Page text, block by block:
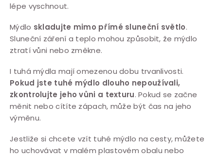
lépe vyschnout.
Mýdlo skladujte mimo přímé sluneční světlo.
Sluneční záření a teplo mohou způsobit, že mýdlo
ztratí vůni nebo změkne.
I tuhá mýdla mají omezenou dobu trvanlivosti.
Pokud jste tuhé mýdlo dlouho nepoužívali,
zkontrolujte jeho vůni a texturu. Pokud se začne
měnit nebo cítíte zápach, může být čas na jeho
výměnu.
Jestliže si chcete vzít tuhé mýdlo na cesty, můžete
ho uchovávat v malém plastovém obalu nebo